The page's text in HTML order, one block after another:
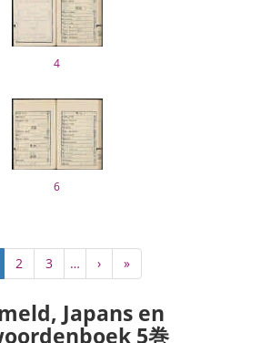
4
6
Page
2 Page
3 …
次
ペ
ジ
›
最
終
ー
ジ
»
Japans en
5巻